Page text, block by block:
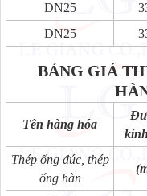
DN25
DN25
BẢNG GIÁ
Tên hàng hóa
Thép ống đúc, thép
ống hàn